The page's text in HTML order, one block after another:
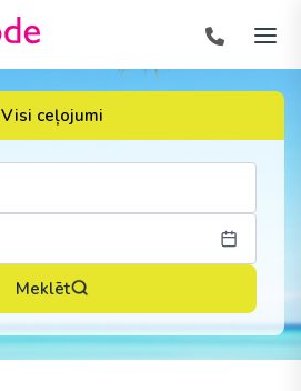
Visi ceļojumi
Meklēt